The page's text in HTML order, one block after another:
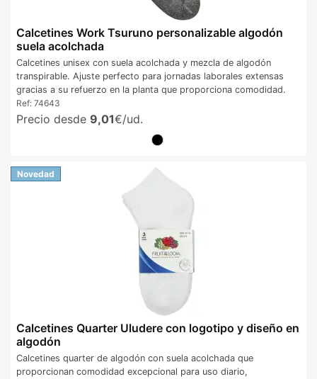
Calcetines Work Tsuruno personalizable algodón
suela acolchada
Calcetines unisex con suela acolchada y mezcla de algodón
transpirable. Ajuste perfecto para jornadas laborales extensas
gracias a su refuerzo en la planta que proporciona comodidad.
Ref: 74643
Precio desde 9,01€/ud.
Novedad
Calcetines Quarter Uludere con logotipo y diseño en
algodón
Calcetines quarter de algodón con suela acolchada que
proporcionan comodidad excepcional para uso diario,